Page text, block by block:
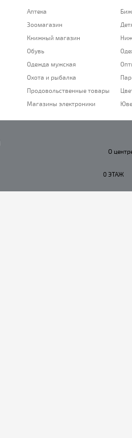
Аптека
Зоомагазин
Книжный магазин
Обувь
Одежда мужская
Охота и рыбалка
Продовольственные товары
Магазины электроники
О
0 ЭТАЖ